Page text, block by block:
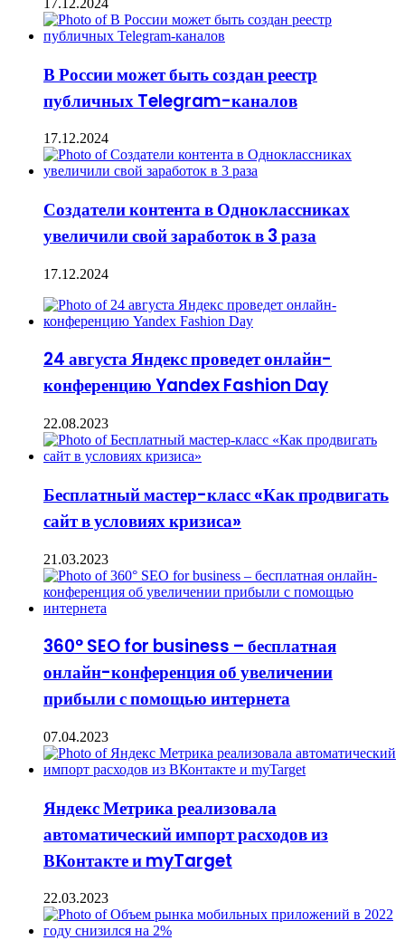
В России может быть создан реестр
публичных Telegram-каналов
17.12.2024
Создатели контента в Одноклассниках
увеличили свой заработок в 3 раза
17.12.2024
24 августа Яндекс проведет онлайн-
конференцию Yandex Fashion Day
22.08.2023
Бесплатный мастер-класс «Как продвигать
сайт в условиях кризиса»
21.03.2023
360° SEO for business – бесплатная
онлайн-конференция об увеличении
прибыли с помощью интернета
07.04.2023
Яндекс Метрика реализовала
автоматический импорт расходов из
ВКонтакте и myTarget
22.03.2023